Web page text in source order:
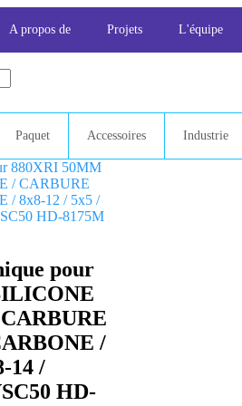
A propos de Projets L'équipe
Paquet Accessoires Industrie
pour
/
14 /
HD-